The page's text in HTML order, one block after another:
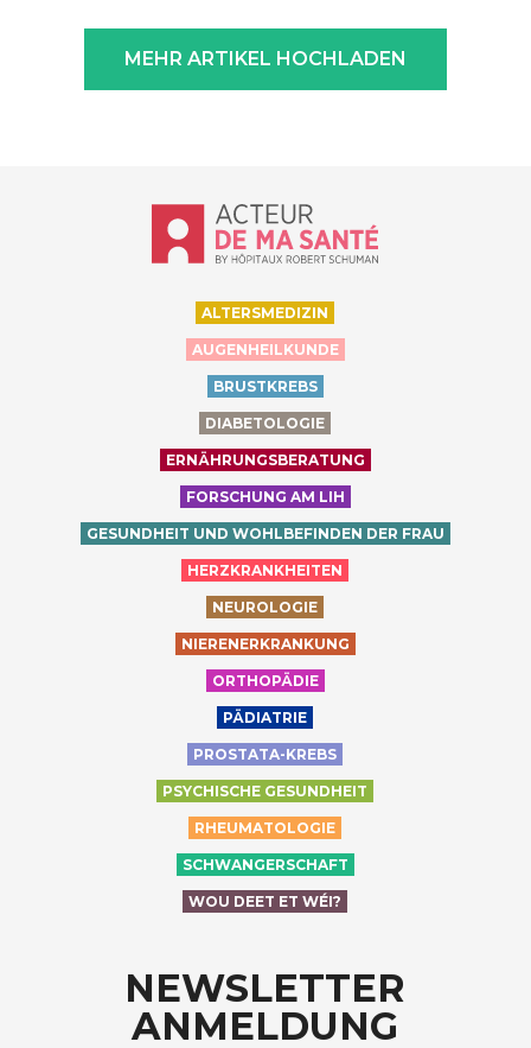
MEHR ARTIKEL HOCHLADEN
Accueil - Acteur de ma santé, by
ALTERSMEDIZIN
AUGENHEILKUNDE
BRUSTKREBS
DIABETOLOGIE
ERNÄHRUNGSBERATUNG
FORSCHUNG AM LIH
GESUNDHEIT UND WOHLBEFINDEN DER FRAU
HERZKRANKHEITEN
NEUROLOGIE
NIERENERKRANKUNG
ORTHOPÄDIE
PÄDIATRIE
PROSTATA-KREBS
PSYCHISCHE GESUNDHEIT
RHEUMATOLOGIE
SCHWANGERSCHAFT
WOU DEET ET WÉI?
NEWSLETTER
ANMELDUNG